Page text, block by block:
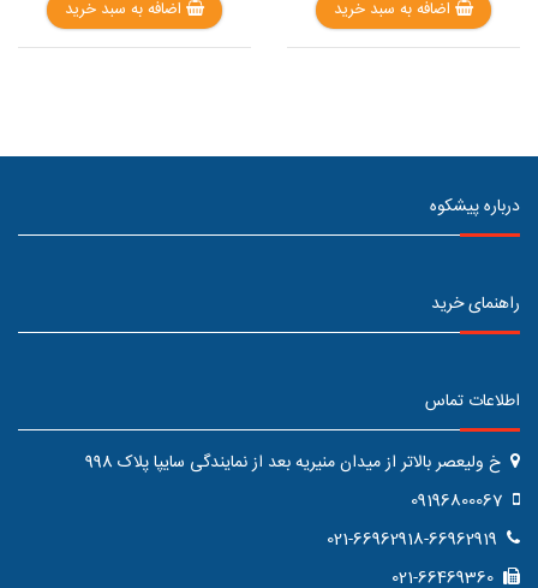
اضافه به سبد خرید اضافه به سبد خرید
درباره پیشکوه
راهنمای خرید
اطلاعات تماس
خ ولیعصر بالاتر از میدان منیریه بعد از نمایندگی سایپا پلاک 998